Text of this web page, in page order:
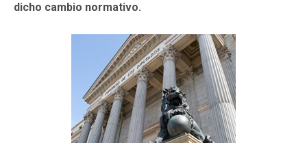
dicho cambio normativo.